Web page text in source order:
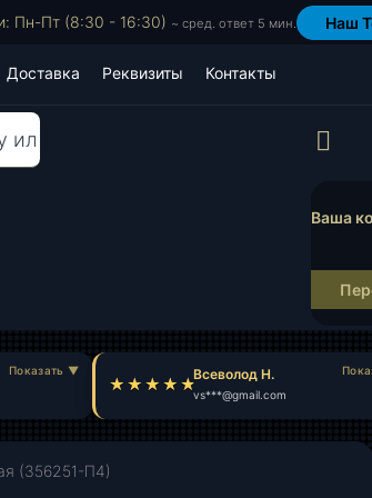
Пн-Пт (8:30 - 16:30) ~ сред. ответ 5 мин. Наш
Доставка Реквизиты Контакты
Ваша
Всеволод Н.
vs***@gmail.com
(356251-П4)